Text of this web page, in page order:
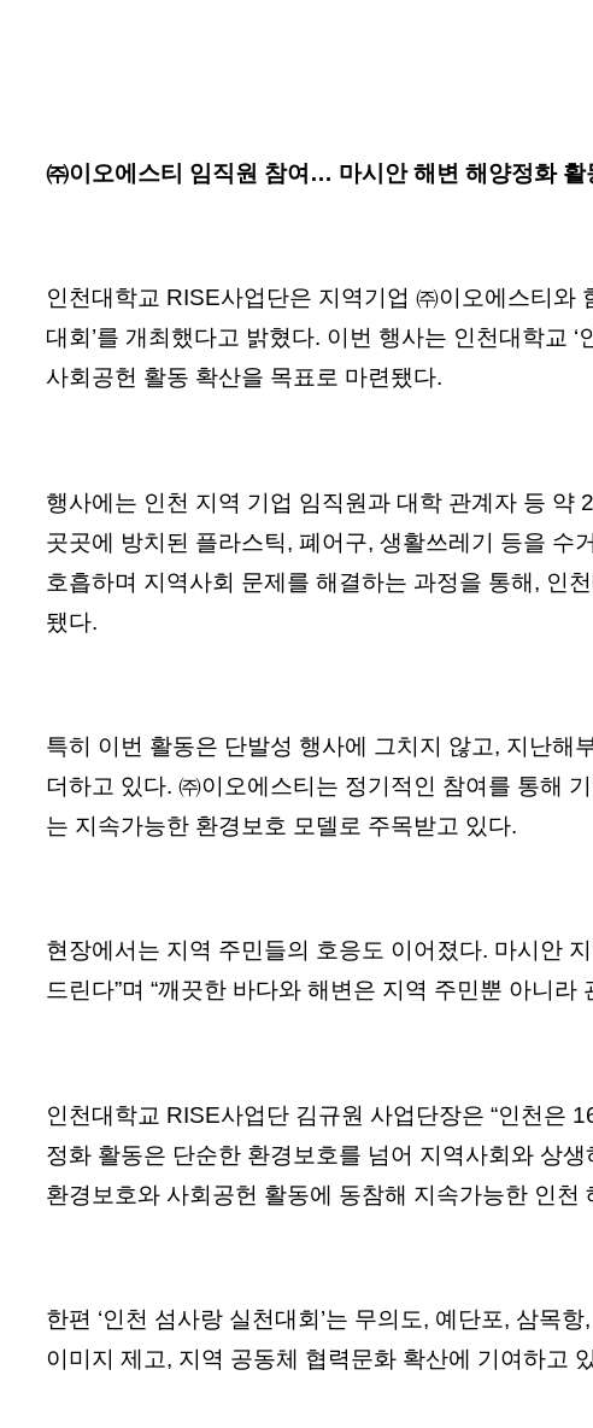
㈜이오에스티 임직원 참여… 마시안 해변 해양정화 활
인천대학교 RISE사업단은 지역기업 ㈜이오에스티와
대회’를 개최했다고 밝혔다. 이번 행사는 인천대학교
사회공헌 활동 확산을 목표로 마련됐다.
행사에는 인천 지역 기업 임직원과 대학 관계자 등 약
곳곳에 방치된 플라스틱, 폐어구, 생활쓰레기 등을 수
호흡하며 지역사회 문제를 해결하는 과정을 통해, 인
됐다.
특히 이번 활동은 단발성 행사에 그치지 않고, 지난해
더하고 있다. ㈜이오에스티는 정기적인 참여를 통해
는 지속가능한 환경보호 모델로 주목받고 있다.
현장에서는 지역 주민들의 호응도 이어졌다. 마시안
드린다”며 “깨끗한 바다와 해변은 지역 주민뿐 아니
인천대학교 RISE사업단 김규원 사업단장은 “인천은
정화 활동은 단순한 환경보호를 넘어 지역사회와 상
환경보호와 사회공헌 활동에 동참해 지속가능한 인천
한편 ‘인천 섬사랑 실천대회’는 무의도, 예단포, 삼목
이미지 제고, 지역 공동체 협력문화 확산에 기여하고